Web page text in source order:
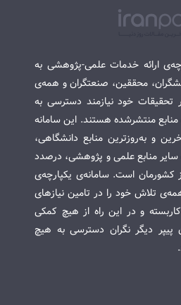
ارائه خدمات علمی-پژوهشی به
محققین، صنعتگران و همه‌ی
خود نیازمند دسترسی به
منتشرشده هستند. این سامانه
و به‌روزترین منابع دانشگاهی،
سایر منابع علمی و پژوهشی، درصدد
کشورمان است. سامانه‌ی یکپارچه‌ی
همه‌ی تلاش خود را در تامین نیازهای
و در این راه از هیچ کمکی
پیپر دیگر نگران دسترسی به هیچ